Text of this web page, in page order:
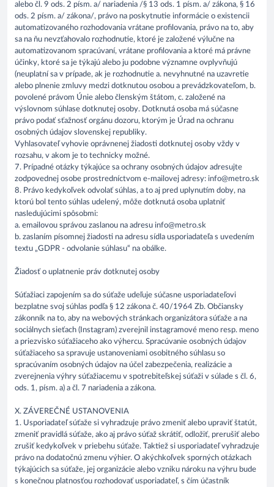
alebo čl. 9 ods. 2 písm. a/ nariadenia /§ 13 ods. 1 písm. a/ zákona, § 16
ods. 2 písm. a/ zákona/, právo na poskytnutie informácie o existencii
automatizovaného rozhodovania vrátane profilovania, právo na to, aby
sa na ňu nevzťahovalo rozhodnutie, ktoré je založené výlučne na
automatizovanom spracúvaní, vrátane profilovania a ktoré má právne
účinky, ktoré sa je týkajú alebo ju podobne významne ovplyvňujú
(neuplatní sa v prípade, ak je rozhodnutie a. nevyhnutné na uzavretie
alebo plnenie zmluvy medzi dotknutou osobou a prevádzkovateľom, b.
povolené právom Únie alebo členským štátom, c. založené na
výslovnom súhlase dotknutej osoby. Dotknutá osoba má súčasne
právo podať sťažnosť orgánu dozoru, ktorým je Úrad na ochranu
osobných údajov slovenskej republiky.
Vyhlasovateľ vyhovie oprávnenej žiadosti dotknutej osoby vždy v
rozsahu, v akom je to technicky možné.
7. Prípadné otázky týkajúce sa ochrany osobných údajov adresujte
zodpovednej osobe prostredníctvom e-mailovej adresy: info@metro.sk
8. Právo kedykoľvek odvolať súhlas, a to aj pred uplynutím doby, na
ktorú bol tento súhlas udelený, môže dotknutá osoba uplatniť
nasledujúcimi spôsobmi:
a. emailovou správou zaslanou na adresu info@metro.sk
b. zaslaním písomnej žiadosti na adresu sídla usporiadateľa s uvedením
textu „GDPR - odvolanie súhlasu“ na obálke.
Žiadosť o uplatnenie práv dotknutej osoby
Súťažiaci zapojením sa do súťaže udeľuje súčasne usporiadateľovi
bezplatne svoj súhlas podľa § 12 zákona č. 40/1964 Zb. Občiansky
zákonník na to, aby na webových stránkach organizátora súťaže a na
sociálnych sieťach (Instagram) zverejnil instagramové meno resp. meno
a priezvisko súťažiaceho ako výhercu. Spracúvanie osobných údajov
súťažiaceho sa spravuje ustanoveniami osobitného súhlasu so
spracúvaním osobných údajov na účel zabezpečenia, realizácie a
zverejnenia výhry súťažiacemu v spotrebiteľskej súťaži v súlade s čl. 6,
ods. 1, písm. a) a čl. 7 nariadenia a zákona.
X. ZÁVEREČNÉ USTANOVENIA
1. Usporiadateľ súťaže si vyhradzuje právo zmeniť alebo upraviť štatút,
zmeniť pravidlá súťaže, ako aj právo súťaž skrátiť, odložiť, prerušiť alebo
zrušiť kedykoľvek v priebehu súťaže. Taktiež si usporiadateľ vyhradzuje
právo na dodatočnú zmenu výhier. O akýchkoľvek sporných otázkach
týkajúcich sa súťaže, jej organizácie alebo vzniku nároku na výhru bude
s konečnou platnosťou rozhodovať usporiadateľ, s čím účastník